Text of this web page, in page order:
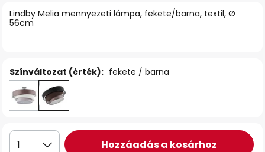
Lindby Melia mennyezeti lámpa, fekete/barna, textil, Ø
56cm
Színváltozat (érték): fekete / barna
1 Hozzáadás a kosárhoz